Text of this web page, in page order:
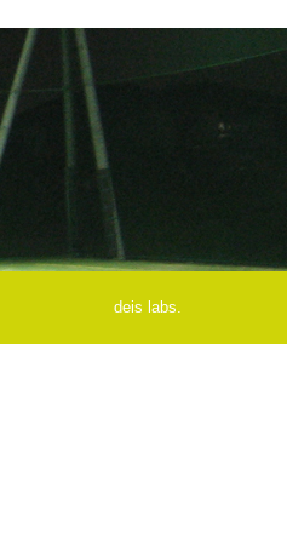
deis labs.